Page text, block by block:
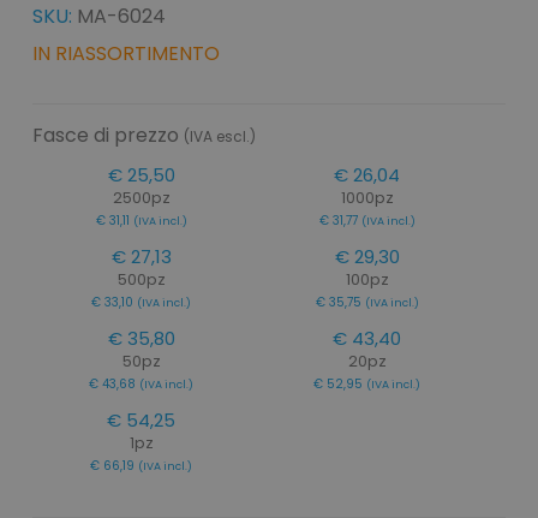
SKU: MA-6024
IN RIASSORTIMENTO
Fasce di prezzo (IVA escl.)
€ 25,50
2500pz
€ 31,11 (IVA incl.)
€ 26,04
1000pz
€ 31,77 (IVA incl.)
€ 27,13
500pz
€ 33,10 (IVA incl.)
€ 29,30
100pz
€ 35,75 (IVA incl.)
€ 35,80
50pz
€ 43,68 (IVA incl.)
€ 43,40
20pz
€ 52,95 (IVA incl.)
€ 54,25
1pz
€ 66,19 (IVA incl.)